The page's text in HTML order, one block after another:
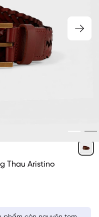
Thau Aristino